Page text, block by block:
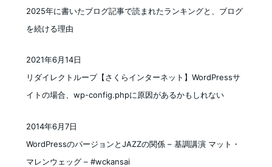
2025年に書いたブログ記事で読まれたランキングと、ブログ
を続ける理由
リダイレクトループ【さくらインターネット】WordPressサ
イトの場合、wp-config.phpに原因があるかもしれない
2021年6月14日
WordPressのパージョンとJAZZの関係 – 基調講演 マット・
マレンウェッグ – #wckansai
2014年6月7日